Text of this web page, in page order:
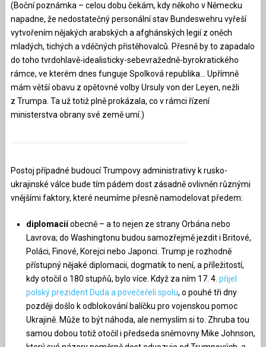
(Boční poznámka – celou dobu čekám, kdy někoho v Německu
napadne, že nedostatečný personální stav Bundeswehru vyřeší
vytvořením nějakých arabských a afghánských legií z oněch
mladých, tichých a vděčných přistěhovalců. Přesně by to zapadalo
do toho tvrdohlavě-idealisticky-sebevražedně-byrokratického
rámce, ve kterém dnes funguje Spolková republika… Upřímně
mám větší obavu z opětovné volby Ursuly von der Leyen, nežli
z Trumpa. Ta už totiž plně prokázala, co v rámci řízení
ministerstva obrany své země umí.)
Postoj případné budoucí Trumpovy administrativy k rusko-
ukrajinské válce bude tím pádem dost zásadně ovlivněn různými
vnějšími faktory, které neumíme přesně namodelovat předem:
diplomaciíobecně – a to nejen ze strany Orbána nebo
Lavrova; do Washingtonu budou samozřejmě jezdit i Britové,
Poláci, Finové, Korejci nebo Japonci. Trump je rozhodně
přístupný nějaké diplomacii, dogmatik to není, a příležitostí,
kdy otočil o 180 stupňů, bylo více. Když za ním 17. 4.přijel
polský prezident Duda a povečeřeli spolu, o pouhé tři dny
později došlo k odblokování balíčku pro vojenskou pomoc
Ukrajině. Může to být náhoda, ale nemyslím si to. Zhruba tou
samou dobou totiž otočil i předseda sněmovny Mike Johnson,